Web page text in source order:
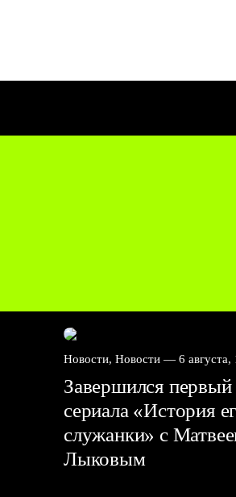
Новости, Новости — 6 августа,
Завершился первый
сериала «История
служанки» с
Лыковым